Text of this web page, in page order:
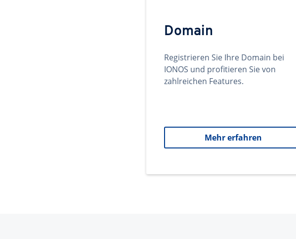
Domain
Registrieren Sie Ihre Domain bei
IONOS und profitieren Sie von
zahlreichen Features.
Mehr erfahren